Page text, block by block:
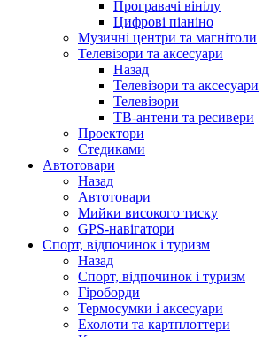
Програвачі вінілу
Цифрові піаніно
Музичні центри та магнітоли
Телевізори та аксесуари
Назад
Телевізори та аксесуари
Телевізори
ТВ-антени та ресивери
Проектори
Стедиками
Автотовари
Назад
Автотовари
Мийки високого тиску
GPS-навігатори
Спорт, відпочинок і туризм
Назад
Спорт, відпочинок і туризм
Гіроборди
Термосумки і аксесуари
Ехолоти та картплоттери